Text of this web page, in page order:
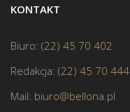
KONTAKT
Biuro: (22) 45 70 402
Redakcja: (22) 45 70 444
Mail: biuro@bellona.pl